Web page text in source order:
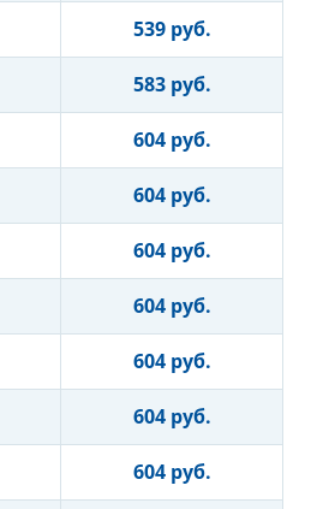
539 руб.
583 руб.
604 руб.
604 руб.
604 руб.
604 руб.
604 руб.
604 руб.
604 руб.